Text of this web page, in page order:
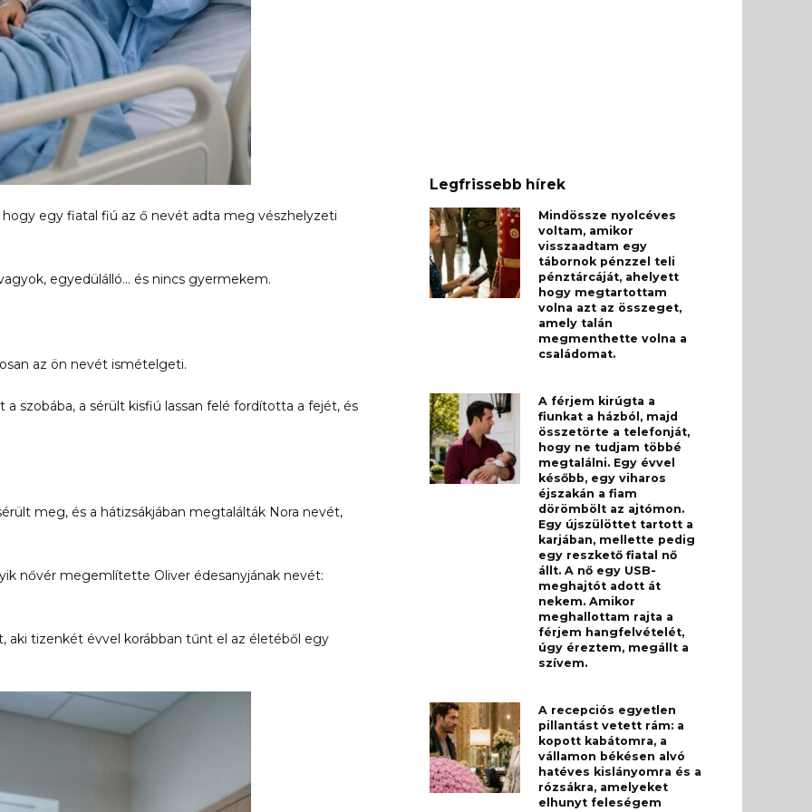
egy fiatal fiú az ő nevét adta meg vészhelyzeti
egyedülálló… és nincs gyermekem.
az ön nevét ismételgeti.
szobába, a sérült kisfiú lassan felé fordította a fejét, és
meg, és a hátizsákjában megtalálták Nora nevét,
nővér megemlítette Oliver édesanyjának nevét:
aki tizenkét évvel korábban tűnt el az életéből egy
Legfrissebb hírek
Mindössze nyolcéves
voltam, amikor
visszaadtam egy
tábornok pénzzel teli
pénztárcáját, ahelyett
hogy megtartottam
volna azt az összeget,
amely talán
megmenthette volna a
családomat.
A férjem kirúgta a
fiunkat a házból, majd
összetörte a telefonját,
hogy ne tudjam többé
megtalálni. Egy évvel
később, egy viharos
éjszakán a fiam
dörömbölt az ajtómon.
Egy újszülöttet tartott a
karjában, mellette pedig
egy reszkető fiatal nő
állt. A nő egy USB-
meghajtót adott át
nekem. Amikor
meghallottam rajta a
férjem hangfelvételét,
úgy éreztem, megállt a
szívem.
A recepciós egyetlen
pillantást vetett rám: a
kopott kabátomra, a
vállamon békésen alvó
hatéves kislányomra és a
rózsákra, amelyeket
elhunyt feleségem